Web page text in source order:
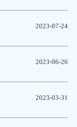
2023-07-24
2023-06-26
2023-03-31